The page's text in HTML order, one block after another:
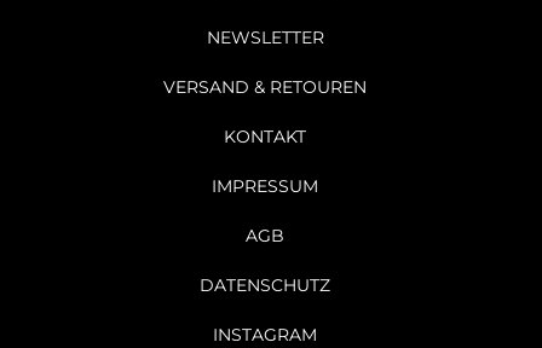
NEWSLETTER
VERSAND & RETOUREN
KONTAKT
IMPRESSUM
AGB
DATENSCHUTZ
INSTAGRAM